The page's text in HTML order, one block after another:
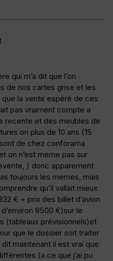
qui m’a dit que l’on
de nos cartes grise et les
la vente espéré de ces
pas vraiment compte a
recente et des meubles de
on plus de 10 ans (15
de chez conforama
on n’est meme pas sur
) donc apparement
toujours les memes, mais
qu’il vallait mieux
€ + prix des billet d’avion
8500 €)sur le
(tableaux prévisionnels)et
que le dossier soit traiter
dit maintenant il est vrai que
(a ce que j’ai pu